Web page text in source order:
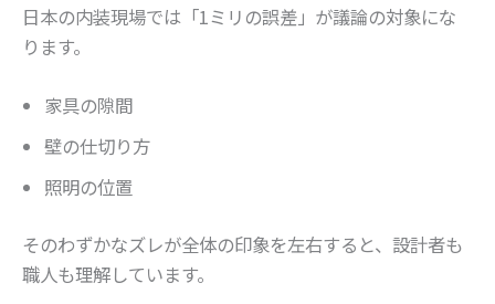
日本の内装現場では「1ミリの誤差」が議論の対象にな
ります。
家具の隙間
壁の仕切り方
照明の位置
そのわずかなズレが全体の印象を左右すると、設計者も
職人も理解しています。